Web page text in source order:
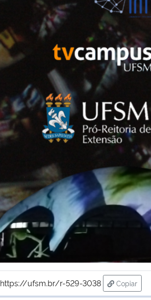
https://ufsm.br/r-529-3038
Copiar
para